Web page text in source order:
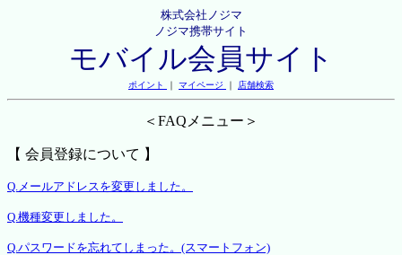
株式会社ノジマ
ノジマ携帯サイト
モバイル会員サイト
ポイント ｜ マイページ ｜ 店舗検索
＜FAQメニュー＞
【 会員登録について 】
Q.メールアドレスを変更しました。
Q.機種変更しました。
Q.パスワードを忘れてしまった。(スマートフォン)